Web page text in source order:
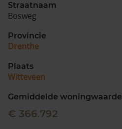
Straatnaam
Bosweg
Provincie
Drenthe
Plaats
Witteveen
Gemiddelde woningwaarde
€ 366.792